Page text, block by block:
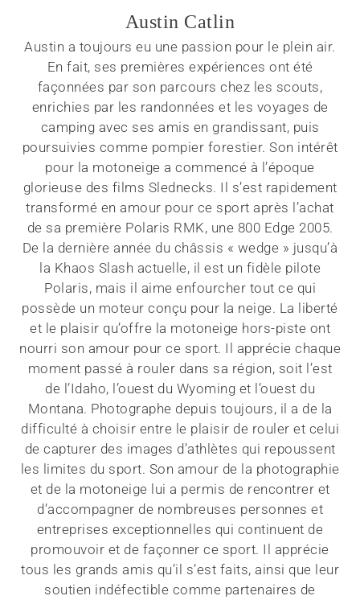
Austin Catlin
Austin a toujours eu une passion pour le plein air.
En fait, ses premières expériences ont été
façonnées par son parcours chez les scouts,
enrichies par les randonnées et les voyages de
camping avec ses amis en grandissant, puis
poursuivies comme pompier forestier. Son intérêt
pour la motoneige a commencé à l’époque
glorieuse des films Slednecks. Il s’est rapidement
transformé en amour pour ce sport après l’achat
de sa première Polaris RMK, une 800 Edge 2005.
De la dernière année du châssis « wedge » jusqu’à
la Khaos Slash actuelle, il est un fidèle pilote
Polaris, mais il aime enfourcher tout ce qui
possède un moteur conçu pour la neige. La liberté
et le plaisir qu’offre la motoneige hors-piste ont
nourri son amour pour ce sport. Il apprécie chaque
moment passé à rouler dans sa région, soit l’est
de l’Idaho, l’ouest du Wyoming et l’ouest du
Montana. Photographe depuis toujours, il a de la
difficulté à choisir entre le plaisir de rouler et celui
de capturer des images d’athlètes qui repoussent
les limites du sport. Son amour de la photographie
et de la motoneige lui a permis de rencontrer et
d’accompagner de nombreuses personnes et
entreprises exceptionnelles qui continuent de
promouvoir et de façonner ce sport. Il apprécie
tous les grands amis qu’il s’est faits, ainsi que leur
soutien indéfectible comme partenaires de